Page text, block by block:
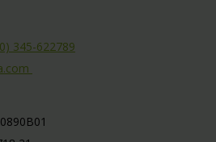
345-622789